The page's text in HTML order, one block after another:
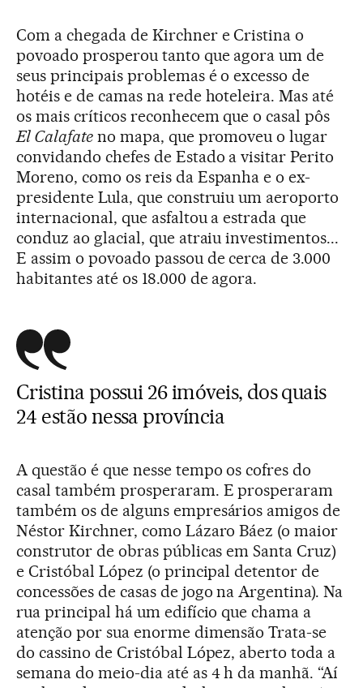
Com a chegada de Kirchner e Cristina o
povoado prosperou tanto que agora um de
seus principais problemas é o excesso de
hotéis e de camas na rede hoteleira. Mas até
os mais críticos reconhecem que o casal pôs
El Calafateno mapa, que promoveu o lugar
convidando chefes de Estado a visitar Perito
Moreno, como os reis da Espanha e o ex-
presidente Lula, que construiu um aeroporto
internacional, que asfaltou a estrada que
conduz ao glacial, que atraiu investimentos...
E assim o povoado passou de cerca de 3.000
habitantes até os 18.000 de agora.
Cristina possui 26 imóveis, dos quais
24 estão nessa província
A questão é que nesse tempo os cofres do
casal também prosperaram. E prosperaram
também os de alguns empresários amigos de
Néstor Kirchner, como Lázaro Báez (o maior
construtor de obras públicas em Santa Cruz)
e Cristóbal López (o principal detentor de
concessões de casas de jogo na Argentina). Na
rua principal há um edifício que chama a
atenção por sua enorme dimensão Trata-se
do cassino de Cristóbal López, aberto toda a
semana do meio-dia até as 4 h da manhã. “Aí